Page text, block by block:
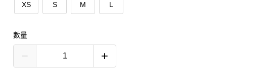
XS S M L
數量